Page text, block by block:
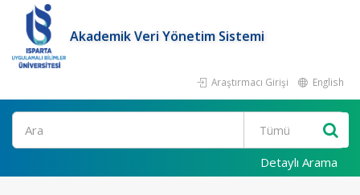
Akademik Veri Yönetim Sistemi
Araştırmacı Girişi English
Ara
Detaylı Arama